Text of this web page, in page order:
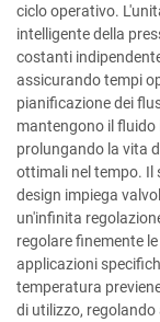
ciclo operativo.
intelligente della
costanti
assicurando tempi
pianificazione dei
mantengono il
prolungando la vita
ottimali nel tempo. Il
design impiega
un'infinita
regolare finemente
applicazioni
temperatura
di utilizzo,